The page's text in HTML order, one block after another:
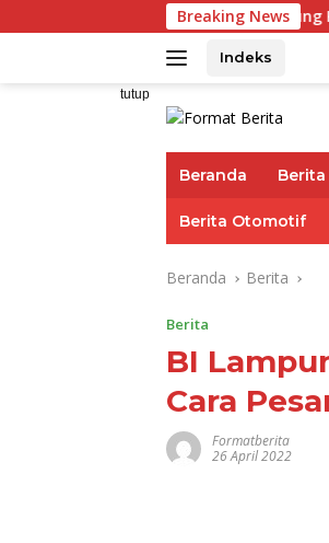
ke
Breaking News
Pemprov Lampung Komitmen
Indeks
tutup
Beranda Berita
Berita Otomotif
Beranda Berita
Berita
BI
Cara
Formatberita
26 April 2022